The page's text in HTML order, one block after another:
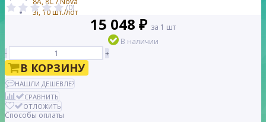
(0)
15 048 ₽ за 1 шт
В наличии
-
+
В КОРЗИНУ
НАШЛИ ДЕШЕВЛЕ?
СРАВНИТЬ
ОТЛОЖИТЬ
Способы оплаты